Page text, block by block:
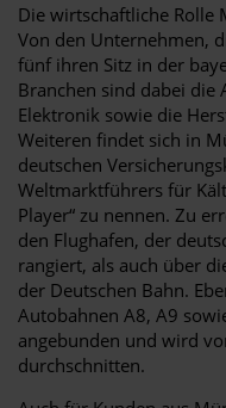
Die wirtschaftliche Rolle
Von den Unternehmen,
fünf ihren Sitz in der
Branchen sind dabei
Elektronik sowie die
Weiteren findet sich in
deutschen
Weltmarktführers für
Player“ zu nennen. Zu
den Flughafen, der
rangiert, als auch über
der Deutschen Bahn.
Autobahnen A8, A9
angebunden und wird
durchschnitten.